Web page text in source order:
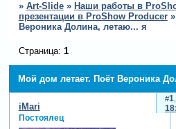
» Art-Slide » Наши работы в
презентации в ProShow Producer »
Вероника Долина, летаю... я
Мой дом летает. Поёт Вероника
Страница: 1
1
iMari
Постоялец